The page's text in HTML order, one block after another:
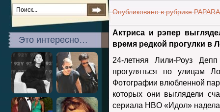
Это интересно…
Опубликовано в рубрике
Актриса и рэпер
время редкой прогулки в
24-летняя Лили-Роуз
прогуляться по улицам
Фотографии влюбленной
которых они выглядели
сериала HBO «Идол»